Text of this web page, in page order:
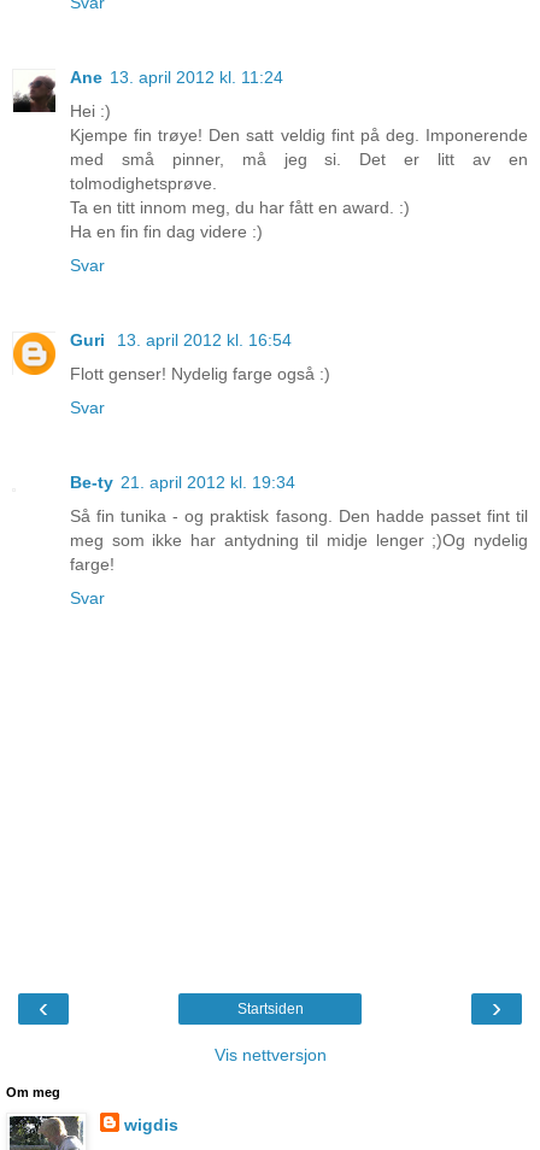
Ane 13. april 2012 kl. 11:24
Hei :)
Kjempe fin trøye! Den satt veldig fint på deg. Imponerende
med små pinner, må jeg si. Det er litt av en
tolmodighetsprøve.
Ta en titt innom meg, du har fått en award. :)
Ha en fin fin dag videre :)
Svar
Guri
13. april 2012 kl. 16:54
Flott genser! Nydelig farge også :)
Svar
Be-ty 21. april 2012 kl. 19:34
Så fin tunika - og praktisk fasong. Den hadde passet fint til
meg som ikke har antydning til midje lenger ;)Og nydelig
farge!
Svar
‹ ›
Startsiden
Vis nettversjon
Om meg
wigdis